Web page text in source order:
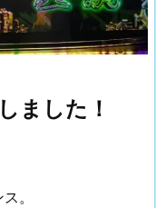
ました！
。